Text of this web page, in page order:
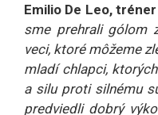
Emilio De Leo,
sme prehrali gólom
veci, ktoré môžeme
mladí chlapci,
a silu proti silnému
predviedli dobrý